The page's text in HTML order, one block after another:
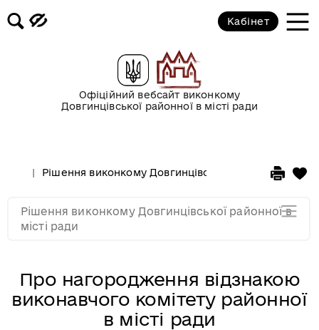
Офіційний вебсайт виконкому
Довгинцівської районної в місті ради
Кабінет
Рішення виконкому Довгинцівської районної в
Про нагородження відзнакою
виконавчого комітету районної
в місті ради
Рішення виконкому Довгинцівської районної в
місті ради
2017 рік
2015 рік
2013 рік
2012 рік